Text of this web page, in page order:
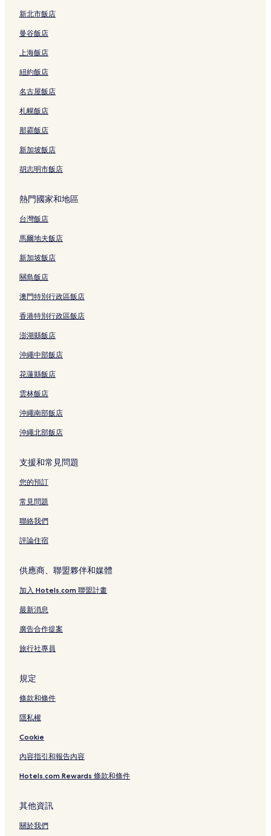
新北市飯店
曼谷飯店
上海飯店
紐約飯店
名古屋飯店
札幌飯店
那霸飯店
新加坡飯店
胡志明市飯店
熱門國家和地區
台灣飯店
馬爾地夫飯店
新加坡飯店
關島飯店
澳門特別行政區飯店
香港特別行政區飯店
澎湖縣飯店
沖繩中部飯店
花蓮縣飯店
雲林飯店
沖繩南部飯店
沖繩北部飯店
支援和常見問題
您的預訂
常見問題
聯絡我們
評論住宿
供應商、聯盟夥伴和媒體
加入 Hotels.com 聯盟計畫
最新消息
廣告合作提案
旅行社專員
規定
條款和條件
隱私權
Cookie
內容指引和報告內容
Hotels.com Rewards 條款和條件
其他資訊
關於我們